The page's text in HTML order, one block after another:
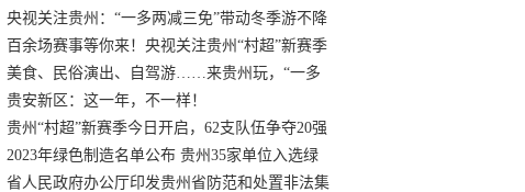
错过
央视关注贵州：“一多两减三免”带动冬季游不降
温
百余场赛事等你来！央视关注贵州“村超”新赛季
正式“打响”
美食、民俗演出、自驾游……来贵州玩，“一多
两减三免”！
贵安新区：这一年，不一样！
贵州“村超”新赛季今日开启，62支队伍争夺20强
名额
2023年绿色制造名单公布 贵州35家单位入选绿
色工厂
省人民政府办公厅印发贵州省防范和处置非法集